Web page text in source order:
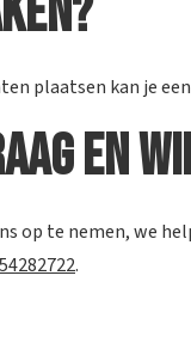
plaatsen kan je een
en
op te nemen, we
.